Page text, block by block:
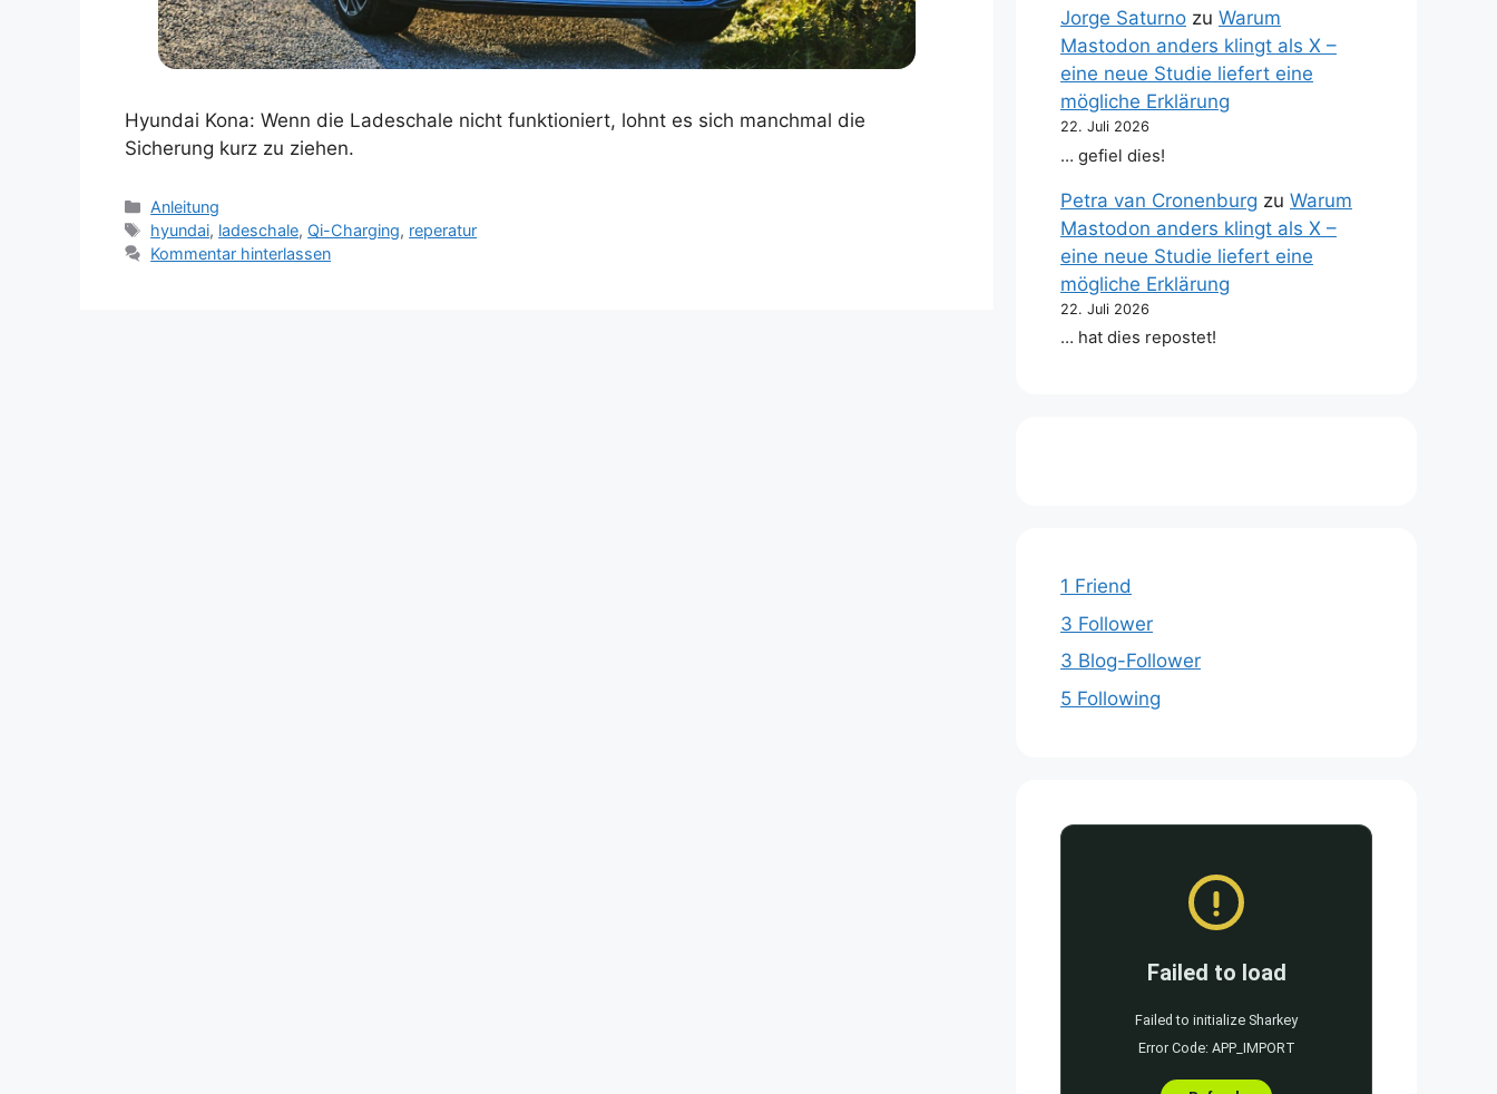
Hyundai Kona: Wenn die Ladeschale nicht funktioniert, lohnt es sich manchmal die
Sicherung kurz zu ziehen.
Kategorien
Anleitung
Schlagwörter
hyundai, ladeschale, Qi-Charging, reperatur
Kommentar hinterlassen
Jorge Saturno zu Warum
Mastodon anders klingt als X –
eine neue Studie liefert eine
mögliche Erklärung
22. Juli 2026
… gefiel dies!
Petra van Cronenburg zu Warum
Mastodon anders klingt als X –
eine neue Studie liefert eine
mögliche Erklärung
22. Juli 2026
… hat dies repostet!
1 Friend
3 Follower
3 Blog-Follower
5 Following